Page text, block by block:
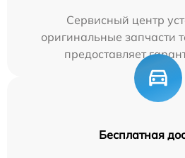
Сервисный центр
оригинальные запчасти
предоставляет
Бесплатная